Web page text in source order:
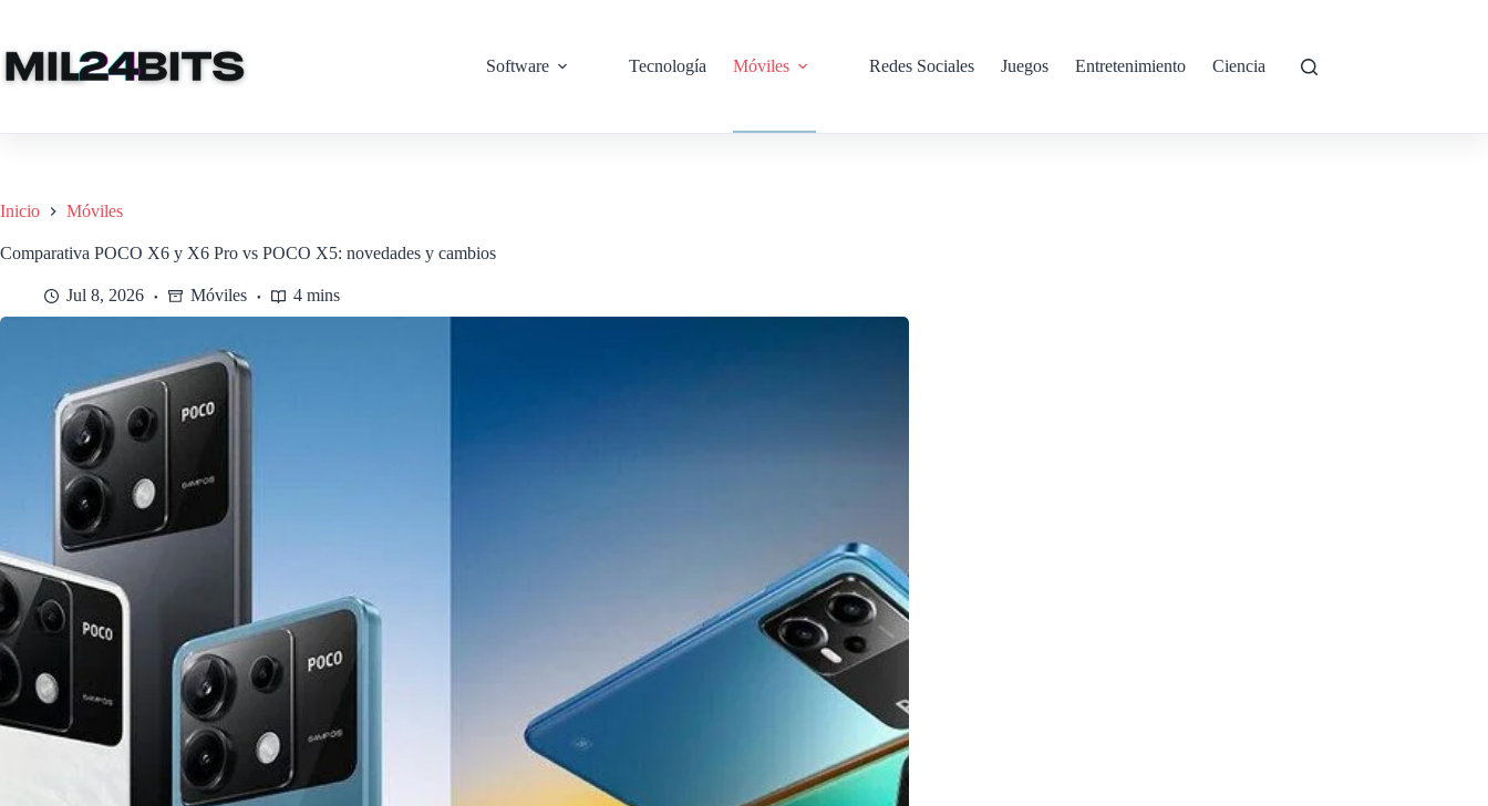
contenido
Software
Tecnología Móviles Redes Sociales Juegos Entretenimiento Ciencia
Inicio Móviles
Comparativa POCO X6 y X6 Pro vs POCO X5: novedades y cambios
Jul 8, 2026 Móviles 4 mins